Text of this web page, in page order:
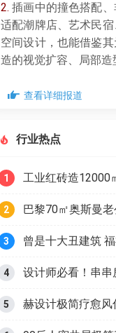
2. 插画中的撞色搭配
适配潮牌店、艺术民
空间设计，也能借鉴
造的视觉扩容、局部造
查看详细报道
行业热点
1
2 巴黎70㎡奥斯曼
3 曾是十大丑建筑
4 设计师必看！串
5 赫设计极简疗愈